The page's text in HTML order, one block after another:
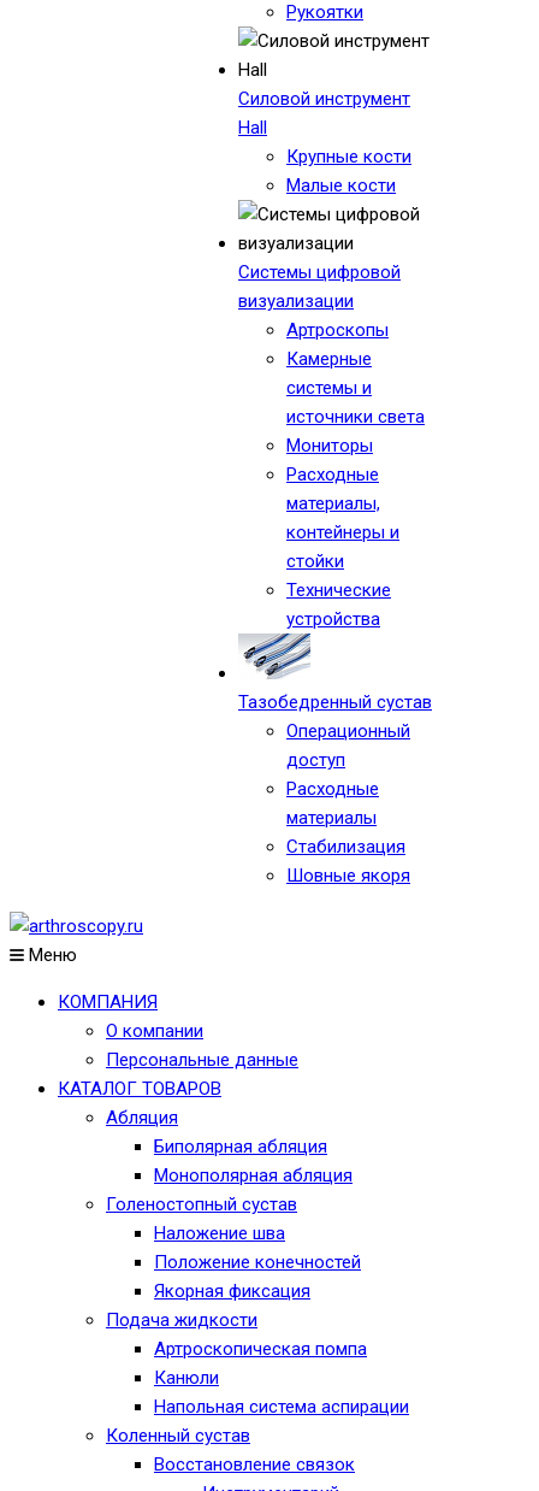
Рукоятки
Силовой инструмент
Hall
Крупные кости
Малые кости
Системы цифровой
визуализации
Артроскопы
Камерные
системы и
источники света
Мониторы
Расходные
материалы,
контейнеры и
стойки
Технические
устройства
Тазобедренный сустав
Операционный
доступ
Расходные
материалы
Стабилизация
Шовные якоря
Меню
КОМПАНИЯ
О компании
Персональные данные
КАТАЛОГ ТОВАРОВ
Абляция
Биполярная абляция
Монополярная абляция
Голеностопный сустав
Наложение шва
Положение конечностей
Якорная фиксация
Подача жидкости
Артроскопическая помпа
Канюли
Напольная система аспирации
Коленный сустав
Восстановление связок